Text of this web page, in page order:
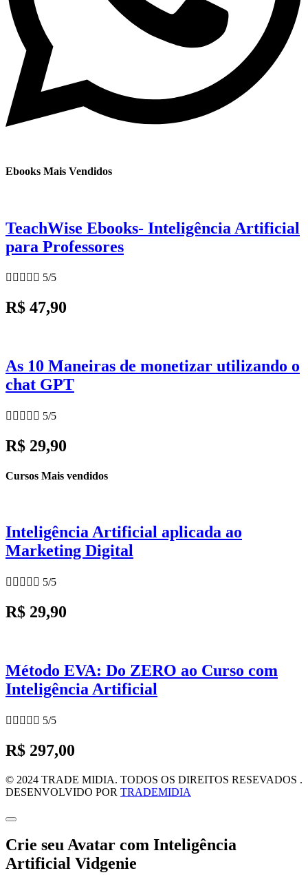
Ebooks Mais Vendidos
TeachWise Ebooks- Inteligência Artificial
para Professores
     5/5
R$ 47,90
As 10 Maneiras de monetizar utilizando o
chat GPT
     5/5
R$ 29,90
Cursos Mais vendidos
Inteligência Artificial aplicada ao
Marketing Digital
     5/5
R$ 29,90
Método EVA: Do ZERO ao Curso com
Inteligência Artificial
     5/5
R$ 297,00
© 2024 TRADE MIDIA. TODOS OS DIREITOS RESEVADOS .
DESENVOLVIDO POR TRADEMIDIA
Crie seu Avatar com Inteligência
Artificial Vidgenie